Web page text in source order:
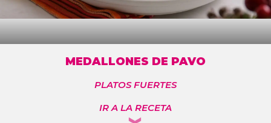
MEDALLONES DE PAVO
PLATOS FUERTES
IR A LA RECETA